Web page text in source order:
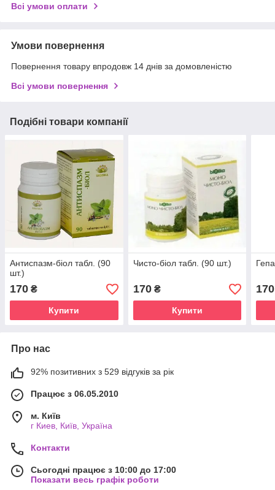
Всі умови оплати
Умови повернення
Повернення товару впродовж 14 днів за домовленістю
Всі умови повернення
Подібні товари компанії
Антиспазм-біол табл. (90
шт.)
170 ₴
Купити
Чисто-біол табл. (90 шт.)
170₴
Купити
170
Про нас
92% позитивних з 529 відгуків за рік
Працює з 06.05.2010
м. Київ
г Киев, Київ, Україна
Контакти
Сьогодні працює з 10:00 до 17:00
Показати весь графік роботи